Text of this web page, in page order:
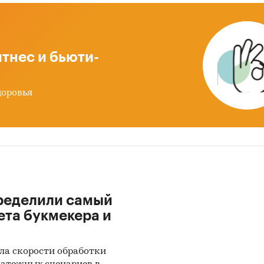
озимый
ЗЕРНОВАЯ КОМПАНИЯ`, ООО
`НОВОКУБАНСКИЙ`, ООО
ООО `ОКА МОЛОКО`, ООО `ДОБРЫНЯ`, АО
и бьюти-
самый
букмекера и
скорости обработки